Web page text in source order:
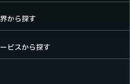
配信サービス一覧
・機能
サービス一覧
DXサービス一覧
から探す
ビスから探す